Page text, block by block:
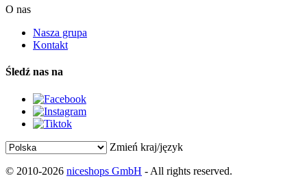
O nas
Nasza grupa
Kontakt
Śledź nas na
Zmień kraj/język
© 2010-2026 niceshops GmbH - All rights reserved.